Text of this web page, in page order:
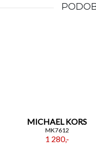
MICHAEL KORS
MK7612
1 280,-